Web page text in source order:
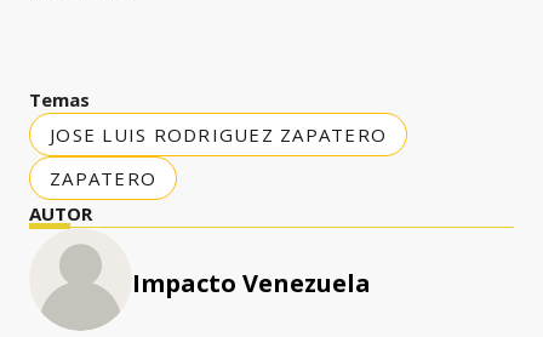
Temas
JOSE LUIS RODRIGUEZ ZAPATERO
ZAPATERO
AUTOR
Impacto Venezuela